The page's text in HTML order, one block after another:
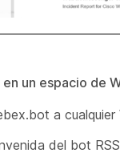
un espacio de
a
del bot